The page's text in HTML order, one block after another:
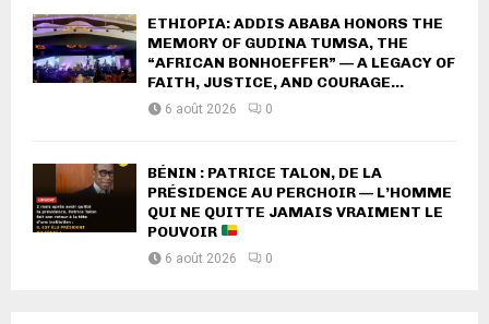
ETHIOPIA: ADDIS ABABA HONORS THE
MEMORY OF GUDINA TUMSA, THE
“AFRICAN BONHOEFFER” — A LEGACY OF
FAITH, JUSTICE, AND COURAGE...
6 août 2026 0
BÉNIN : PATRICE TALON, DE LA
PRÉSIDENCE AU PERCHOIR — L’HOMME
QUI NE QUITTE JAMAIS VRAIMENT LE
POUVOIR
6 août 2026 0